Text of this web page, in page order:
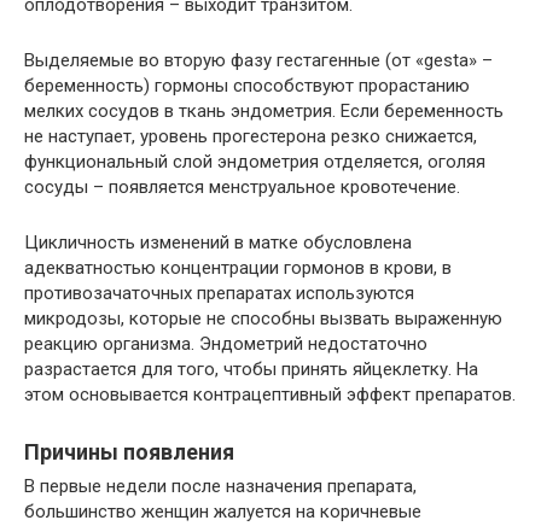
оплодотворения – выходит транзитом.
Выделяемые во вторую фазу гестагенные (от «gesta» –
беременность) гормоны способствуют прорастанию
мелких сосудов в ткань эндометрия. Если беременность
не наступает, уровень прогестерона резко снижается,
функциональный слой эндометрия отделяется, оголяя
сосуды – появляется менструальное кровотечение.
Цикличность изменений в матке обусловлена
адекватностью концентрации гормонов в крови, в
противозачаточных препаратах используются
микродозы, которые не способны вызвать выраженную
реакцию организма. Эндометрий недостаточно
разрастается для того, чтобы принять яйцеклетку. На
этом основывается контрацептивный эффект препаратов.
Причины появления
В первые недели после назначения препарата,
большинство женщин жалуется на коричневые